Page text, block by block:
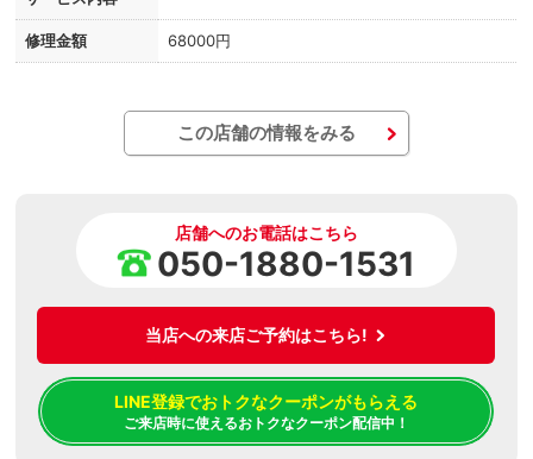
修理金額 68000円
この店舗の情報をみる
店舗へのお電話はこちら
050-1880-1531
当店への来店ご予約はこちら!
LINE登録でおトクなクーポンがもらえる
ご来店時に使えるおトクなクーポン配信中！